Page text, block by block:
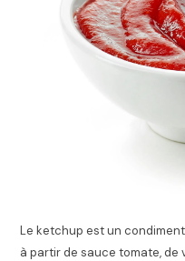
Le ketchup est un
à partir de sauce tomate,